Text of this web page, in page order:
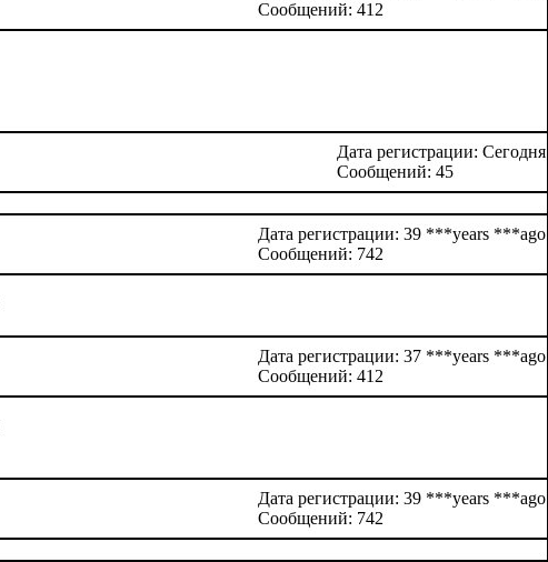
Сообщений: 412
Дата регистрации: Сегодня
Сообщений: 45
Дата регистрации: 39 ***years ***ago
Сообщений: 742
Дата регистрации: 37 ***years ***ago
Сообщений: 412
Дата регистрации: 39 ***years ***ago
Сообщений: 742